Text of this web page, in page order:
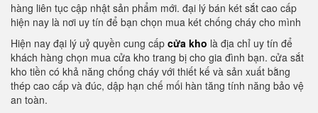
hàng liên tục cập nhật sản phẩm mới. đại lý bán két sắt cao cấp
hiện nay là nơi uy tín để bạn chọn mua két chống cháy cho mình
Hiện nay đại lý uỷ quyền cung cấp cửa kho là địa chỉ uy tín để
khách hàng chọn mua cửa kho trang bị cho gia đình bạn. cửa sắt
kho tiền có khả năng chống cháy với thiết kế và sản xuất bằng
thép cao cấp và đúc, dập hạn chế mối hàn tăng tính năng bảo vệ
an toàn.